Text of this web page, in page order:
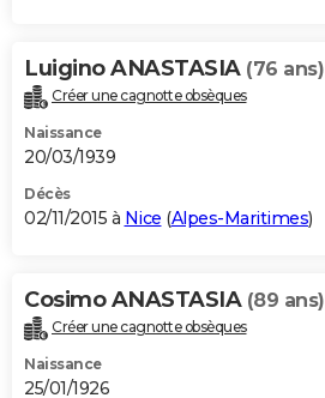
Luigino ANASTASIA (76 ans)
Créer une cagnotte obsèques
Naissance
20/03/1939
Décès
02/11/2015 à Nice (Alpes-Maritimes)
Cosimo ANASTASIA (89 ans)
Créer une cagnotte obsèques
Naissance
25/01/1926